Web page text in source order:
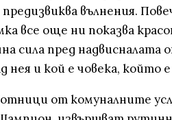
вълнения.
все още ни показва
сила пред надвисналата
нея и кой е човека, който
от комуналните